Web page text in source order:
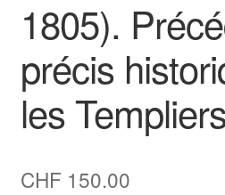
1805).
précis
les
CHF 150.00